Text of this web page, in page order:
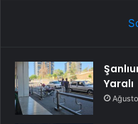
Yaralı